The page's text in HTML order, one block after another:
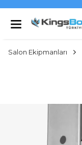
Salon Ekipmanları